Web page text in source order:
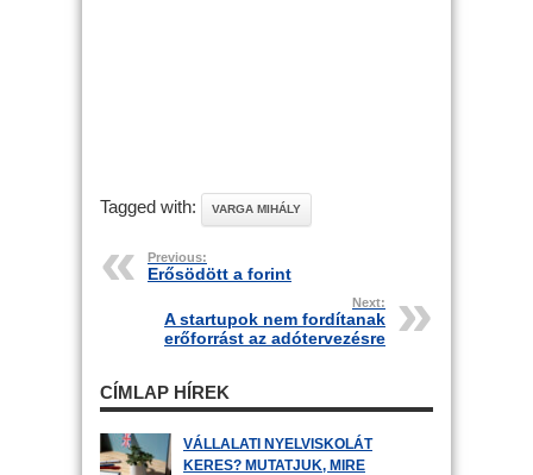
Tagged with: VARGA MIHÁLY
Previous:
Erősödött a forint
Next:
A startupok nem fordítanak
erőforrást az adótervezésre
CÍMLAP HÍREK
VÁLLALATI NYELVISKOLÁT
KERES? MUTATJUK, MIRE